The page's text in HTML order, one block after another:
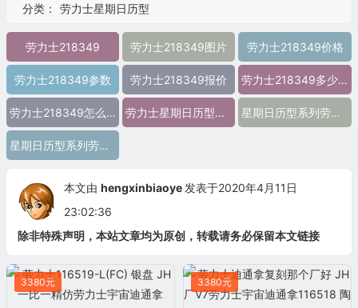
分类： 劳力士星期日历型
劳力士218349 劳力士218349图片 劳力士218349价格
劳力士218349参数 劳力士218349报价 劳力士218349多少钱
劳力士218349怎么样 劳力士星期日历型劳力士218349 精仿劳力士218349 高仿劳力士218349 复刻劳力士218349 a货劳力士218349 超a劳力士218349 一比一精仿劳力士218349 一比一高仿劳力士218349 星期日历型系列劳力士218349 星期日历型系列劳力士218349图片
星期日历型系列劳力士218349价
本文由 hengxinbiaoye 发表于2020年4月11日
23:02:36
除非特殊声明，本站文章均为原创，转载请务必保留本文链接
3380元 3380元